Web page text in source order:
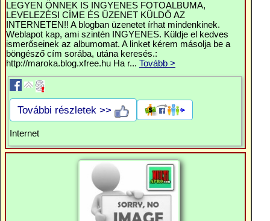
LEGYEN ÖNNEK IS INGYENES FOTOALBUMA,
LEVELEZÉSI CÍME ÉS ÜZENET KÜLDŐ AZ
INTERNETEN!! A blogban üzenetet írhat mindenkinek.
Weblapot kap, ami szintén INGYENES. Küldje el kedves
ismerőseinek az albumomat. A linket kérem másolja be a
böngésző cím sorába, utána keresés.:
http://maroka.blog.xfree.hu Ha r... Tovább >
További részletek >>
Internet